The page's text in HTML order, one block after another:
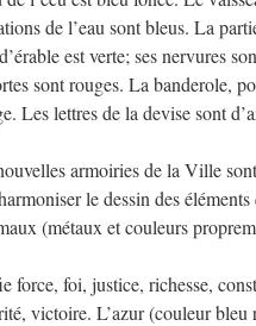
de l’eau sont bleus. La
est verte; ses nervures
sont rouges. La banderole,
Les lettres de la devise sont
armoiries de la Ville
le dessin des
(métaux et couleurs
force, foi, justice, richesse,
victoire. L’azur (couleur